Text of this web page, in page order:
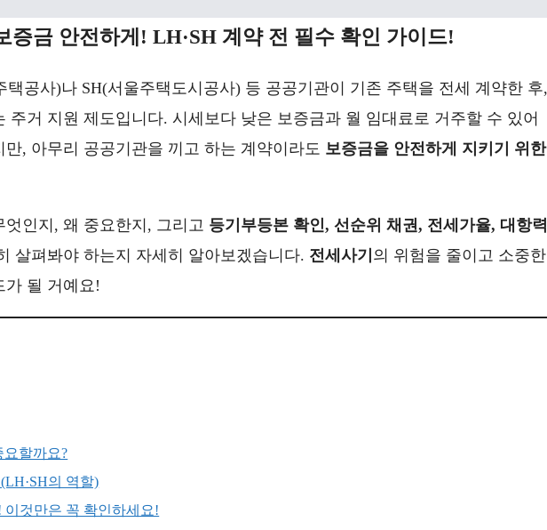
증금 안전하게! LH·SH 계약 전 필수 확인 가이드!
택공사)나 SH(서울주택도시공사) 등 공공기관이 기존 주택을 전세 계약한 후,
주거 지원 제도입니다. 시세보다 낮은 보증금과 월 임대료로 거주할 수 있어
, 아무리 공공기관을 끼고 하는 계약이라도 보증금을 안전하게 지키기 위한
엇인지, 왜 중요한지, 그리고 등기부등본 확인, 선순위 채권, 전세가율, 대항
살펴봐야 하는지 자세히 알아보겠습니다. 전세사기 의 위험을 줄이고 소중한
가 될 거예요!
요할까요?
의 역할)
것만은 꼭 확인하세요!